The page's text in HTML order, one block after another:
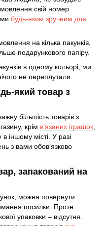
свій номер
будь-яким зручним для
на кілька пакунків,
подарункового папіру.
в одному кольорі, ми
не переплутали.
який товар з
більшість товарів з
крім в’язаних іграшок,
іншому місті. У разі
з вами обов’язково
запакований на
можна повернути
посилки. Проте
упаковки – відсутня.